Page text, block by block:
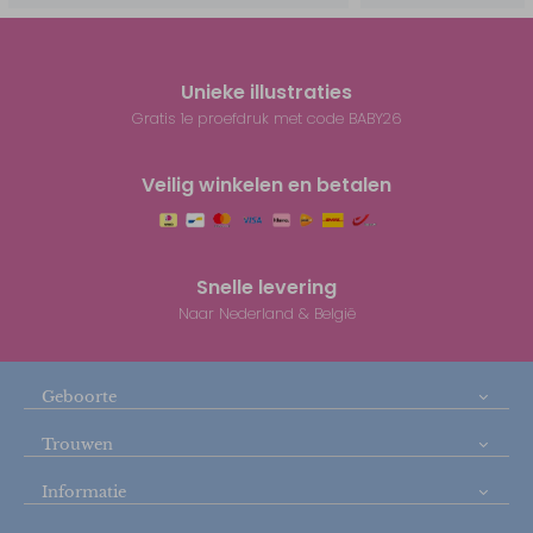
Unieke illustraties
Gratis 1e proefdruk met code BABY26
Veilig winkelen en betalen
Snelle levering
Naar Nederland & België
Geboorte
Trouwen
Informatie